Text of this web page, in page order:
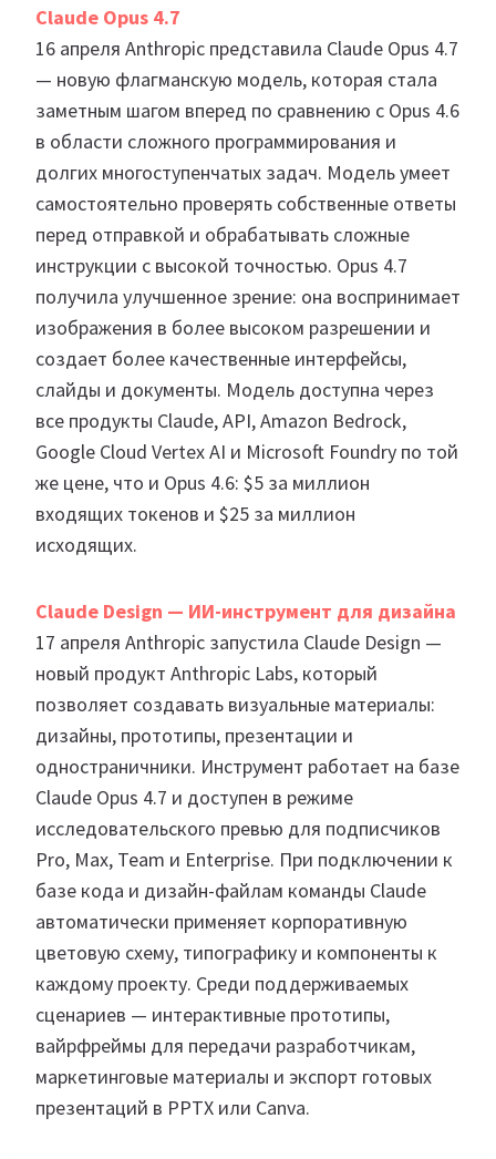
Claude Opus 4.7
16 апреля Anthropic представила Claude Opus 4.7
— новую флагманскую модель, которая стала
заметным шагом вперед по сравнению с Opus 4.6
в области сложного программирования и
долгих многоступенчатых задач. Модель умеет
самостоятельно проверять собственные ответы
перед отправкой и обрабатывать сложные
инструкции с высокой точностью. Opus 4.7
получила улучшенное зрение: она воспринимает
изображения в более высоком разрешении и
создает более качественные интерфейсы,
слайды и документы. Модель доступна через
все продукты Claude, API, Amazon Bedrock,
Google Cloud Vertex AI и Microsoft Foundry по той
же цене, что и Opus 4.6: $5 за миллион
входящих токенов и $25 за миллион
исходящих.
Claude Design — ИИ-инструмент для дизайна
17 апреля Anthropic запустила Claude Design —
новый продукт Anthropic Labs, который
позволяет создавать визуальные материалы:
дизайны, прототипы, презентации и
одностраничники. Инструмент работает на базе
Claude Opus 4.7 и доступен в режиме
исследовательского превью для подписчиков
Pro, Max, Team и Enterprise. При подключении к
базе кода и дизайн-файлам команды Claude
автоматически применяет корпоративную
цветовую схему, типографику и компоненты к
каждому проекту. Среди поддерживаемых
сценариев — интерактивные прототипы,
вайрфреймы для передачи разработчикам,
маркетинговые материалы и экспорт готовых
презентаций в PPTX или Canva.